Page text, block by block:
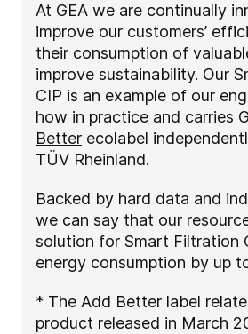
At GEA we are continually
improve our customers’
their consumption of
improve sustainability. Our
CIP is an example of our
how in practice and carries
Better ecolabel
TÜV Rheinland.
Backed by hard data and
we can say that our
solution for Smart Filtration
energy consumption by up
* The Add Better label
product released in March